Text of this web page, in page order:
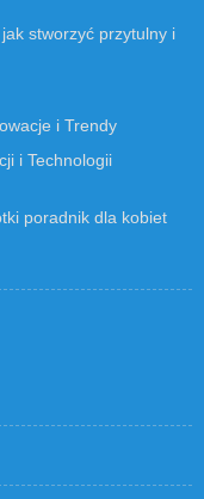
stworzyć przytulny i
i Trendy
i Technologii
poradnik dla kobiet